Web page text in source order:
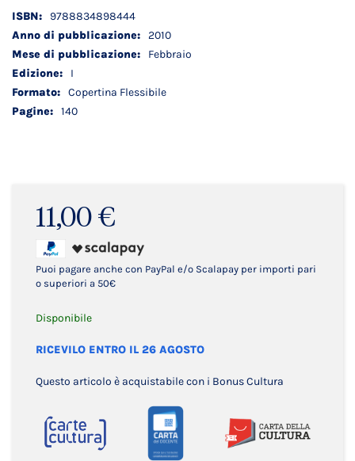
11,00 €
Puoi pagare anche con PayPal e/o Scalapay per importi pari
o superiori a 50€
Disponibile
RICEVILO ENTRO IL 26 AGOSTO
Questo articolo è acquistabile con i Bonus Cultura
Dettagli
tecnici
9788834898444
2010
Febbraio
I
Copertina Flessibile
140